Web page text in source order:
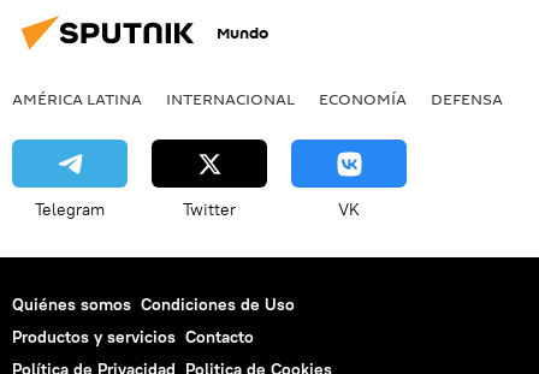
Mundo
AMÉRICA LATINA INTERNACIONAL ECONOMÍA DEFENSA
Telegram Twitter VK
Quiénes somos Condiciones de Uso
Productos y servicios Contacto